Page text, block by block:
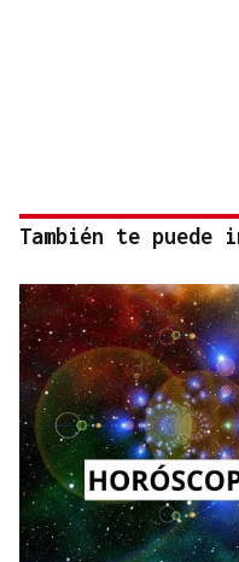
También te puede